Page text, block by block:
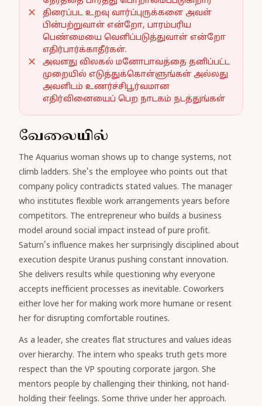
திரைப்பட உறவு வார்ப்புருக்களை அவள்
பின்பற்றுவாள் என்றோ, பாரம்பரிய
பெண்மையை வெளிப்படுத்துவாள் என்றோ
எதிர்பார்க்காதீர்கள்.
அவளது விலகல் மனோபாவத்தை தனிப்பட்ட
முறையில் எடுத்துக்கொள்ளுங்கள் அல்லது
அவளிடம் உணர்ச்சிபூர்வமான
எதிர்வினையைப் பெற நாடகம் நடத்துங்கள்
வேலையில்
The Aquarius woman shows up to change systems, not
climb ladders. She's the employee who points out that
company policy contradicts stated values. The manager
who institutes flexible work arrangements years before
competitors. The entrepreneur who builds a business
model around social impact instead of pure profit.
Saturn's influence makes her surprisingly disciplined about
execution despite Uranus pushing constant innovation.
She delivers results while questioning why everyone
accepts inefficient processes as inevitable. Coworkers
either love her for making work more humane or resent
her for disrupting comfortable routines.
As a leader, she creates flat structures and values ideas
over hierarchy. The intern who speaks truth gets more
respect than the VP spouting corporate jargon. She
mentors people by challenging their thinking, not hand-
holding their feelings. Some thrive under her approach.